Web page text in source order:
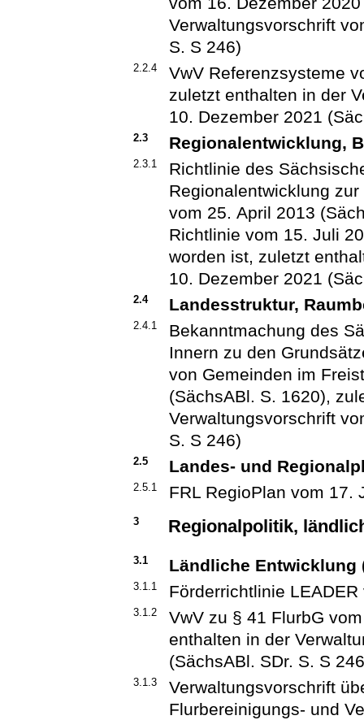
Verwaltungsvorschrift
S. S 246)
2.2.4
VwV Referenzsysteme
zuletzt enthalten in der
10. Dezember 2021
2.3 Regionalentwicklung,
2.3.1
Richtlinie des
Regionalentwicklung
vom 25. April 2013
Richtlinie vom 15. Juli
worden ist, zuletzt
10. Dezember 2021
2.4 Landesstruktur,
2.4.1
Bekanntmachung des
Innern zu den
von Gemeinden im
(SächsABl. S. 1620),
Verwaltungsvorschrift
S. S 246)
2.5 Landes- und
2.5.1 FRL RegioPlan vom 17.
3 Regionalpolitik,
3.1 Ländliche Entwicklung
3.1.1 Förderrichtlinie
3.1.2
VwV zu § 41 FlurbG
enthalten in der
(SächsABl. SDr. S. S
3.1.3
Verwaltungsvorschrift
Flurbereinigungs- und